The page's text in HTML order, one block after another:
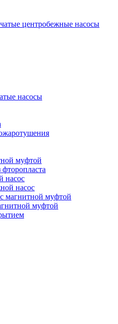
центробежные насосы
насосы
муфтой
насос
насос
магнитной муфтой
муфтой